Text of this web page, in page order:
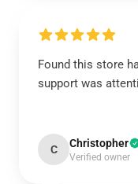
Found this store
support was
C Christopher
Verified owner